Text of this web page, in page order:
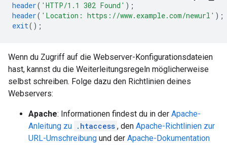
header( 'HTTP/1.1 302 Found' );
header( 'Location: https://www.example.com/newurl' );
exit();
Wenn du Zugriff auf die Webserver-Konfigurationsdateien
hast, kannst du die Weiterleitungsregeln möglicherweise
selbst schreiben. Folge dazu den Richtlinien deines
Webservers:
Apache: Informationen findest du in der Apache-
Anleitung zu .htaccess , den Apache-Richtlinien zur
URL-Umschreibung und der Apache-Dokumentation